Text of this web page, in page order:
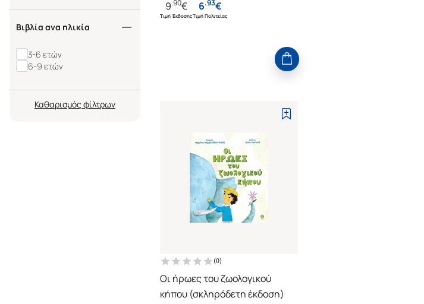
Βιβλία ανα ηλικία
3-6 ετών
6-9 ετών
Καθαρισμός
9.90€
Τιμή Έκδοσης
6.93€
Τιμή Πολιτείας
(0)
Οι ήρωες του ζωολογικού
κήπου (σκληρόδετη έκδοση)